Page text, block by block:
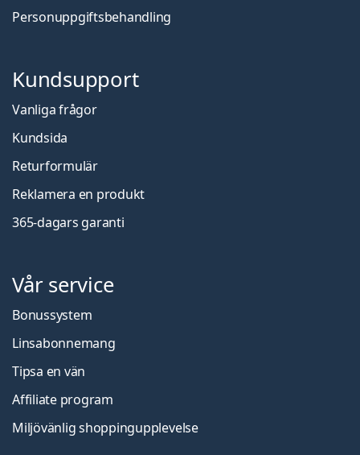
Personuppgiftsbehandling
Kundsupport
Vanliga frågor
Kundsida
Returformulär
Reklamera en produkt
365-dagars garanti
Vår service
Bonussystem
Linsabonnemang
Tipsa en vän
Affiliate program
Miljövänlig shoppingupplevelse